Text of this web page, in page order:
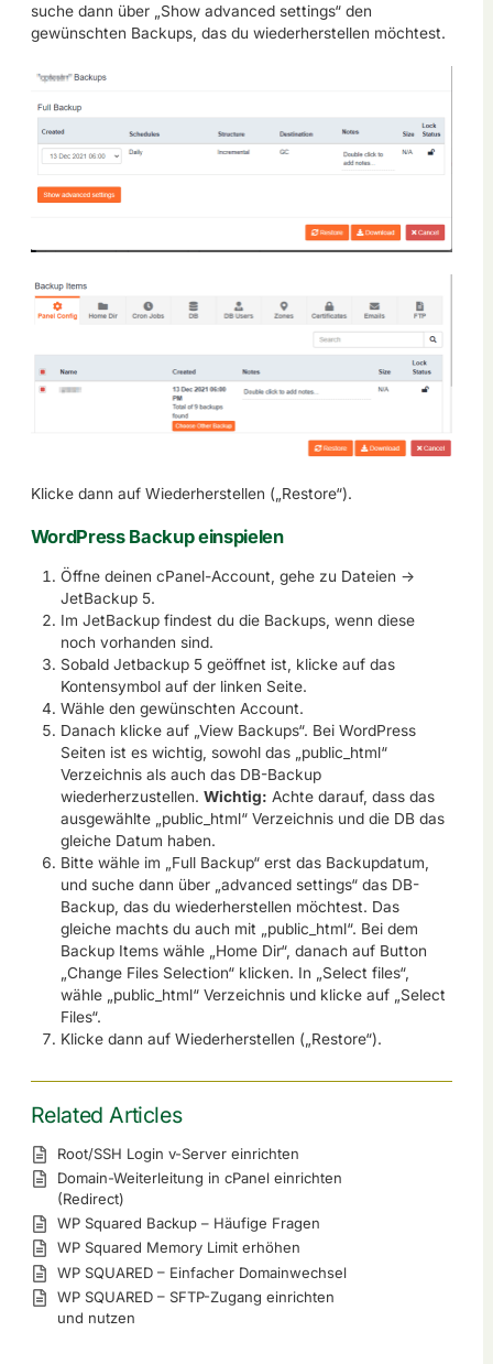
suche dann über „Show advanced settings“ den
gewünschten Backups, das du wiederherstellen möchtest.
Klicke dann auf Wiederherstellen („Restore“).
WordPress Backup einspielen
Öffne deinen cPanel-Account, gehe zu Dateien ->
JetBackup 5.
Im JetBackup findest du die Backups, wenn diese
noch vorhanden sind.
Sobald Jetbackup 5 geöffnet ist, klicke auf das
Kontensymbol auf der linken Seite.
Wähle den gewünschten Account.
Danach klicke auf „View Backups“. Bei WordPress
Seiten ist es wichtig, sowohl das „public_html“
Verzeichnis als auch das DB-Backup
wiederherzustellen.Wichtig: Achte darauf, dass das
ausgewählte „public_html“ Verzeichnis und die DB das
gleiche Datum haben.
Bitte wähle im „Full Backup“ erst das Backupdatum,
und suche dann über „advanced settings“ das DB-
Backup, das du wiederherstellen möchtest. Das
gleiche machts du auch mit „public_html“. Bei dem
Backup Items wähle „Home Dir“, danach auf Button
„Change Files Selection“ klicken. In „Select files“,
wähle „public_html“ Verzeichnis und klicke auf „Select
Files“.
Klicke dann auf Wiederherstellen („Restore“).
Related Articles
Root/SSH Login v-Server einrichten
Domain-Weiterleitung in cPanel einrichten
(Redirect)
WP Squared Backup – Häufige Fragen
WP Squared Memory Limit erhöhen
WP SQUARED – Einfacher Domainwechsel
WP SQUARED – SFTP-Zugang einrichten
und nutzen